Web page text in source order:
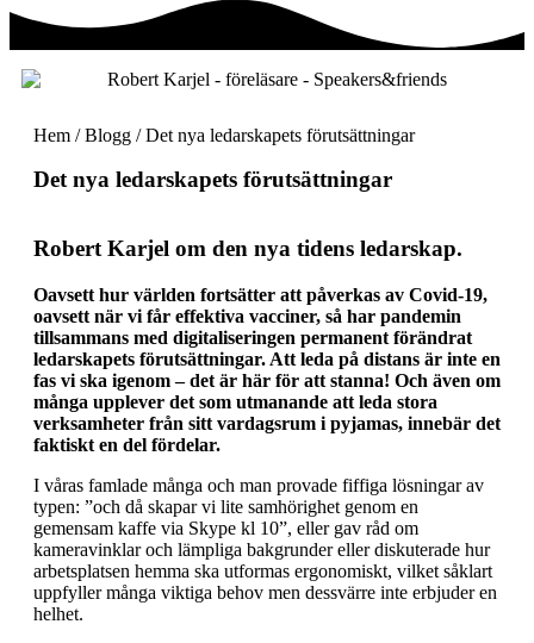
Hem /Blogg / Det nya ledarskapets förutsättningar
Det nya ledarskapets förutsättningar
Robert Karjel om den nya tidens ledarskap.
Oavsett hur världen fortsätter att påverkas av Covid-19,
oavsett när vi får effektiva vacciner, så har pandemin
tillsammans med digitaliseringen permanent förändrat
ledarskapets förutsättningar. Att leda på distans är inte en
fas vi ska igenom – det är här för att stanna! Och även om
många upplever det som utmanande att leda stora
verksamheter från sitt vardagsrum i pyjamas, innebär det
faktiskt en del fördelar.
I våras famlade många och man provade fiffiga lösningar av
typen: ”och då skapar vi lite samhörighet genom en
gemensam kaffe via Skype kl 10”, eller gav råd om
kameravinklar och lämpliga bakgrunder eller diskuterade hur
arbetsplatsen hemma ska utformas ergonomiskt, vilket såklart
uppfyller många viktiga behov men dessvärre inte erbjuder en
helhet.